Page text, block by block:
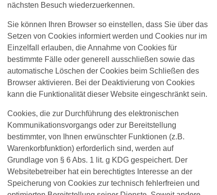
nächsten Besuch wiederzuerkennen.
Sie können Ihren Browser so einstellen, dass Sie über das
Setzen von Cookies informiert werden und Cookies nur im
Einzelfall erlauben, die Annahme von Cookies für
bestimmte Fälle oder generell ausschließen sowie das
automatische Löschen der Cookies beim Schließen des
Browser aktivieren. Bei der Deaktivierung von Cookies
kann die Funktionalität dieser Website eingeschränkt sein.
Cookies, die zur Durchführung des elektronischen
Kommunikationsvorgangs oder zur Bereitstellung
bestimmter, von Ihnen erwünschter Funktionen (z.B.
Warenkorbfunktion) erforderlich sind, werden auf
Grundlage von § 6 Abs. 1 lit. g KDG gespeichert. Der
Websitebetreiber hat ein berechtigtes Interesse an der
Speicherung von Cookies zur technisch fehlerfreien und